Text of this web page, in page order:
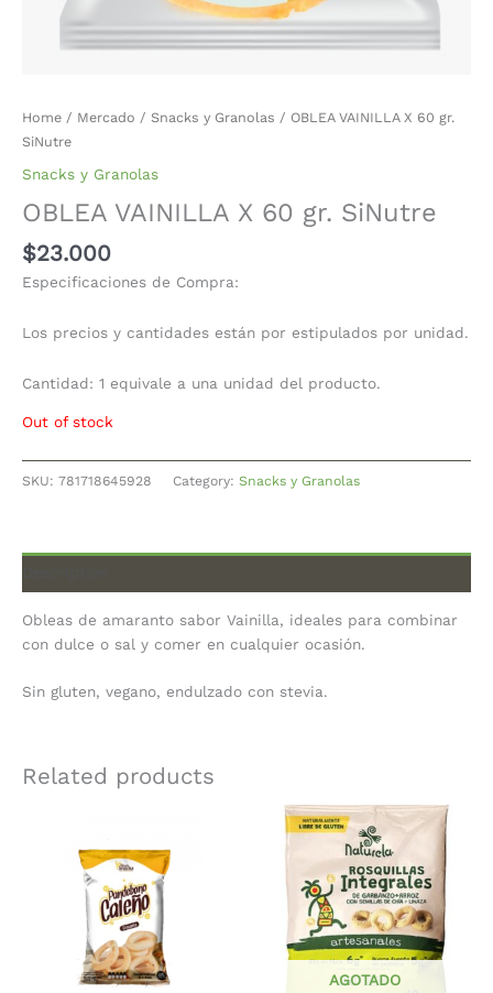
Home / Mercado / Snacks y Granolas / OBLEA VAINILLA X 60 gr.
SiNutre
Snacks y Granolas
OBLEA VAINILLA X 60 gr. SiNutre
$23.000
Especificaciones de Compra:
Los precios y cantidades están por estipulados por unidad.
Cantidad: 1 equivale a una unidad del producto.
Out of stock
SKU: 781718645928 Category: Snacks y Granolas
Obleas de amaranto sabor Vainilla, ideales para combinar
con dulce o sal y comer en cualquier ocasión.
Sin gluten, vegano, endulzado con stevia.
Related products
AGOTADO